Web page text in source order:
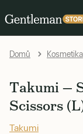
Domů Kosmetika
Takumi —
Scissors
Takumi